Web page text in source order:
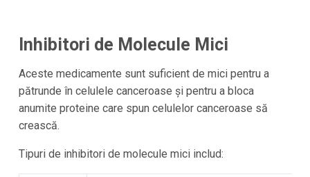
Inhibitori de Molecule Mici
Aceste medicamente sunt suficient de mici pentru a
pătrunde în celulele canceroase și pentru a bloca
anumite proteine care spun celulelor canceroase să
crească.
Tipuri de inhibitori de molecule mici includ: